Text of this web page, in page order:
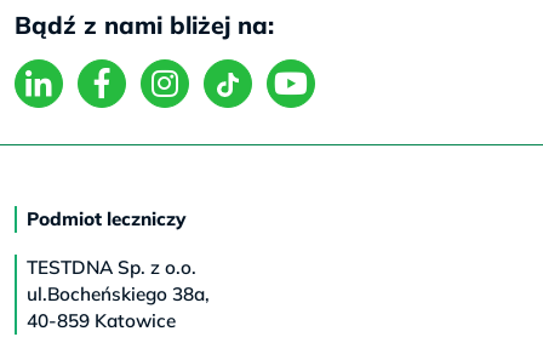
Bądź z nami bliżej na:
Podmiot leczniczy
TESTDNA Sp. z o.o.
ul.Bocheńskiego 38a,
40-859 Katowice